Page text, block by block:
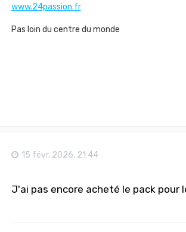
www.24passion.fr
Pas loin du centre du monde
15 févr. 2026, 21:44
J'ai pas encore acheté le pack pour